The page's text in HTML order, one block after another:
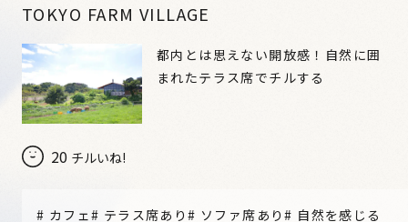
TOKYO FARM VILLAGE
20 チルいね!
都内とは思えない開放感！自然に囲
まれたテラス席でチルする
# カフェ# テラス席あり# ソファ席あり# 自然を感じる